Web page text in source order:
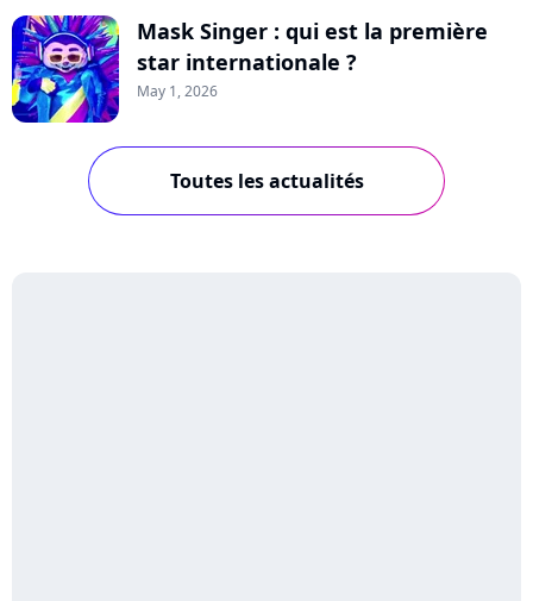
Mask Singer : qui est la première
star internationale ?
May 1, 2026
Toutes les actualités